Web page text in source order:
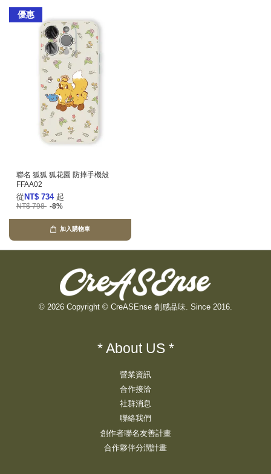
優惠
聯名 狐狐 狐花園 防摔手機殼
FFAA02
從 NT$ 734 起
NT$ 798 -8%
加入購物車
© 2026 Copyright © CreASEnse 創感品味. Since 2016.
* About US *
營業資訊
合作接洽
社群消息
聯絡我們
創作者聯名友善計畫
合作夥伴分潤計畫